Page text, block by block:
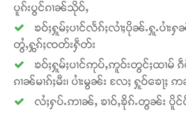
ပူၵ်းပွင်ၵၢၼ်သိုဝ်ႇ
ၶဝ်ႈႁူမ်ႈပၢင်လႅၵ်ႈလၢႆႈပိုၼ်ႉႁူႉပၢႆ
တွႆႇႁွၵ်ႈၸတ်းႁဵတ်း
ၶဝ်ႈႁူမ်ႈပၢင်ဢုပ်ႇဢူဝ်းတွင်ႈထၢမ် ၵဵ
ၵၢၼ်မၢၵ်ႈမီး၊ ပၢႆးမွၼ်း လႄႈ ႁူဝ်ၶေႃႈ
လႆႈႁပ်ႉဢၢၼ်ႇ ၶၢဝ်ႇၶိုၵ်ႉတွၼ်း